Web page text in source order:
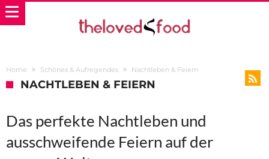
Home Schönes & Aufregendes Nachtleben & Feiern
NACHTLEBEN & FEIERN
Das perfekte Nachtleben und
ausschweifende Feiern auf der